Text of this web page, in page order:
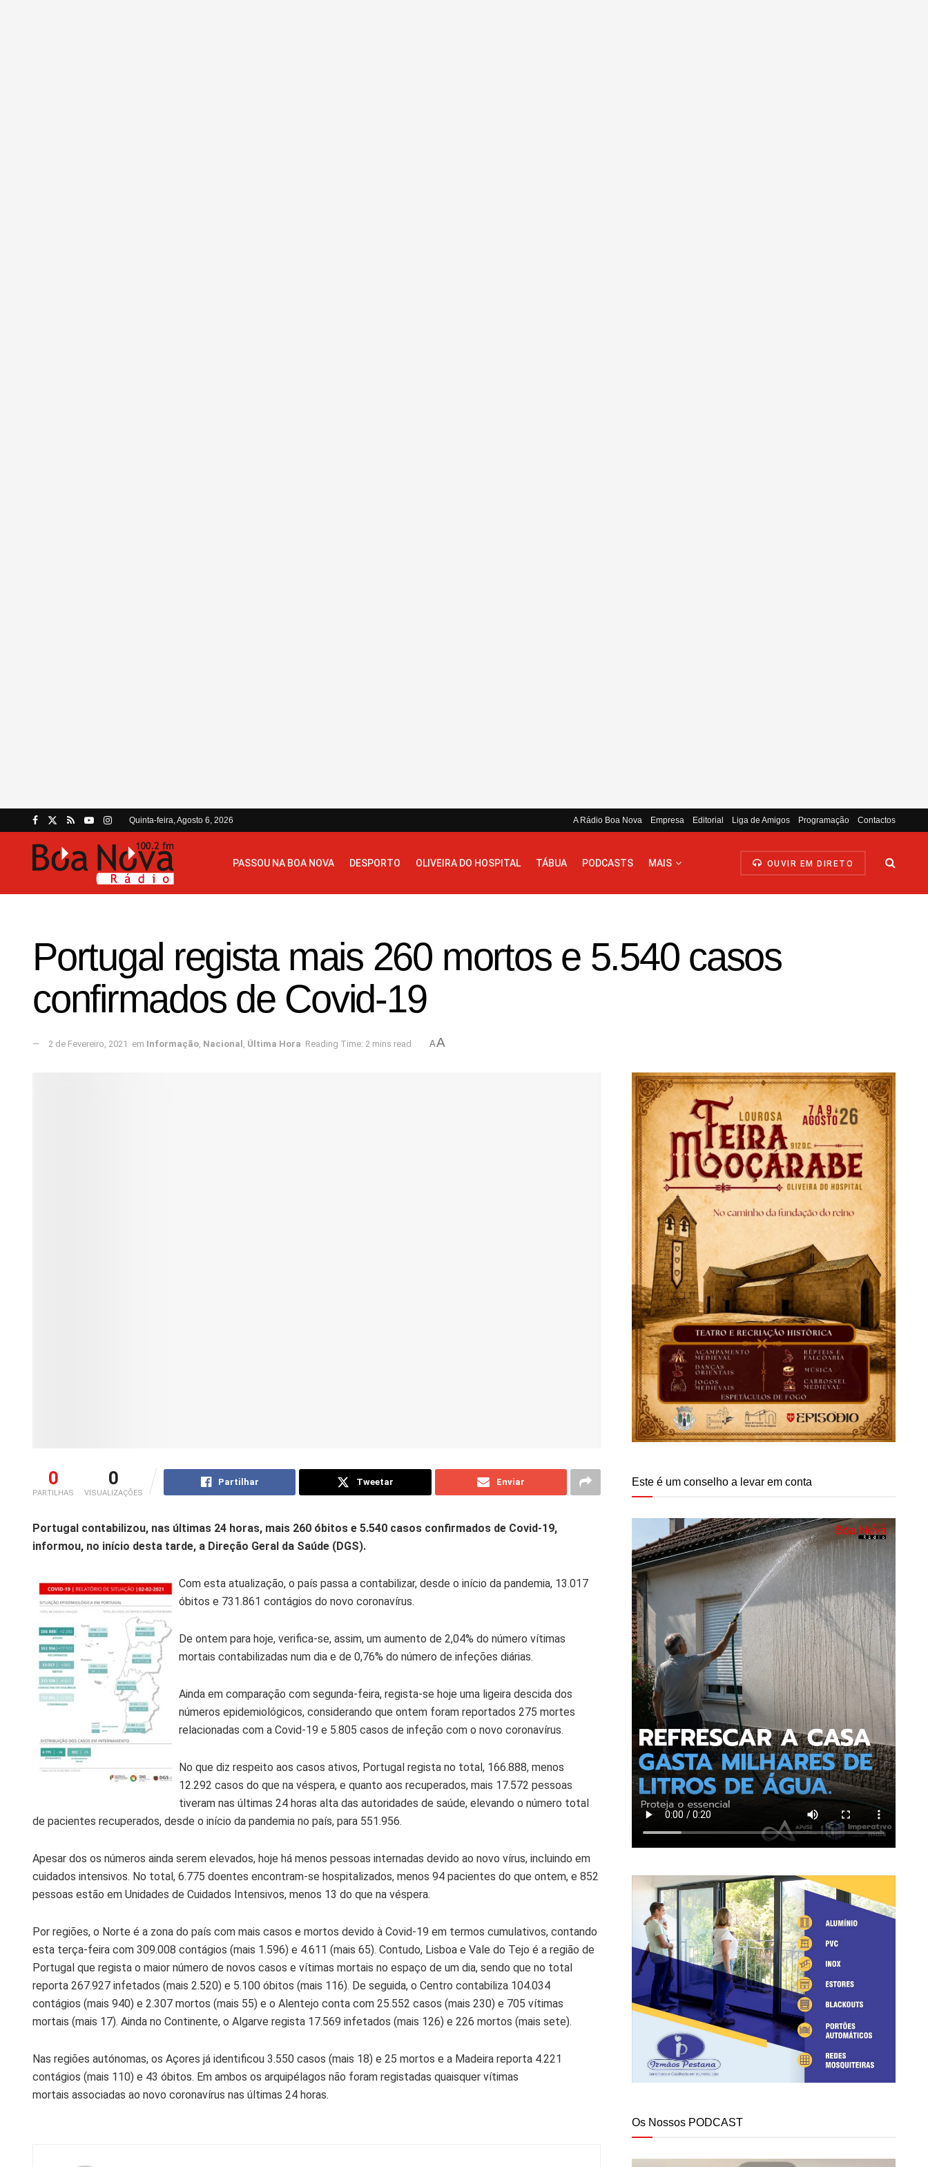
Quinta-feira, Agosto 6, 2026 A Rádio Boa Nova Empresa Editorial Liga de Amigos Programação Contactos
PASSOU NA BOA NOVA DESPORTO OLIVEIRA DO HOSPITAL TÁBUA PODCASTS MAIS OUVIR EM DIRETO
Portugal regista mais 260 mortos e 5.540 casos
confirmados de Covid-19
2 de Fevereiro, 2021 em Informação, Nacional , Última Hora Reading Time: 2 mins read AA
0
PARTILHAS
0
VISUALIZAÇÕES
Partilhar Tweetar Enviar
Portugal contabilizou, nas últimas 24 horas, mais 260 óbitos e 5.540 casos confirmados de Covid-19,
informou, no início desta tarde, a Direção Geral da Saúde (DGS).
Com esta atualização, o país passa a contabilizar, desde o início da pandemia, 13.017
óbitos e 731.861 contágios do novo coronavírus.
De ontem para hoje, verifica-se, assim, um aumento de 2,04% do número vítimas
mortais contabilizadas num dia e de 0,76% do número de infeções diárias.
Ainda em comparação com segunda-feira, regista-se hoje uma ligeira descida dos
números epidemiológicos, considerando que ontem foram reportados 275 mortes
relacionadas com a Covid-19 e 5.805 casos de infeção com o novo coronavírus.
No que diz respeito aos casos ativos, Portugal regista no total, 166.888, menos
12.292 casos do que na véspera, e quanto aos recuperados, mais 17.572 pessoas
tiveram nas últimas 24 horas alta das autoridades de saúde, elevando o número total
de pacientes recuperados, desde o início da pandemia no país, para 551.956.
Apesar dos os números ainda serem elevados, hoje há menos pessoas internadas devido ao novo vírus, incluindo em
cuidados intensivos. No total, 6.775 doentes encontram-se hospitalizados, menos 94 pacientes do que ontem, e 852
pessoas estão em Unidades de Cuidados Intensivos, menos 13 do que na véspera.
Por regiões, o Norte é a zona do país com mais casos e mortos devido à Covid-19 em termos cumulativos, contando
esta terça-feira com 309.008 contágios (mais 1.596) e 4.611 (mais 65). Contudo, Lisboa e Vale do Tejo é a região de
Portugal que regista o maior número de novos casos e vítimas mortais no espaço de um dia, sendo que no total
reporta 267.927 infetados (mais 2.520) e 5.100 óbitos (mais 116). De seguida, o Centro contabiliza 104.034
contágios (mais 940) e 2.307 mortos (mais 55) e o Alentejo conta com 25.552 casos (mais 230) e 705 vítimas
mortais (mais 17). Ainda no Continente, o Algarve regista 17.569 infetados (mais 126) e 226 mortos (mais sete).
Nas regiões autónomas, os Açores já identificou 3.550 casos (mais 18) e 25 mortos e a Madeira reporta 4.221
contágios (mais 110) e 43 óbitos. Em ambos os arquipélagos não foram registadas quaisquer vítimas
mortais associadas ao novo coronavírus nas últimas 24 horas.
Este é um conselho a levar em conta
Os Nossos PODCAST